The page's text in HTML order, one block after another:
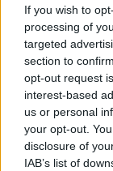
If you wish to
processing of
targeted
section to
opt-out request
interest-based
us or personal
your opt-out.
disclosure of
IAB’s list of